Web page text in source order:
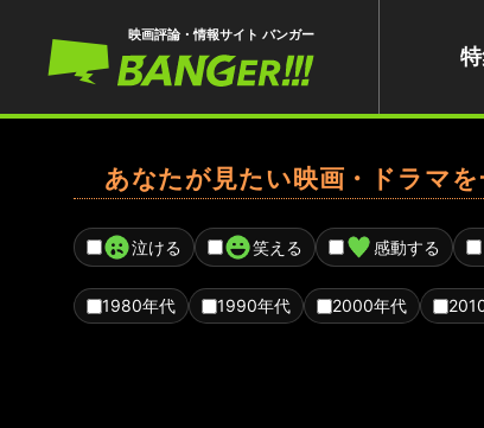
映画評論・情報サイト バンガー
あなたが見たい映画・ドラマを
泣ける 笑える 感動する
1980年代 1990年代 2000年代